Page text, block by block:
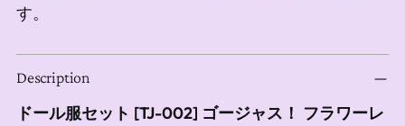
す。
商
品
を
Description
ドール服セット [TJ-002] ゴージャス！ フラワーレ